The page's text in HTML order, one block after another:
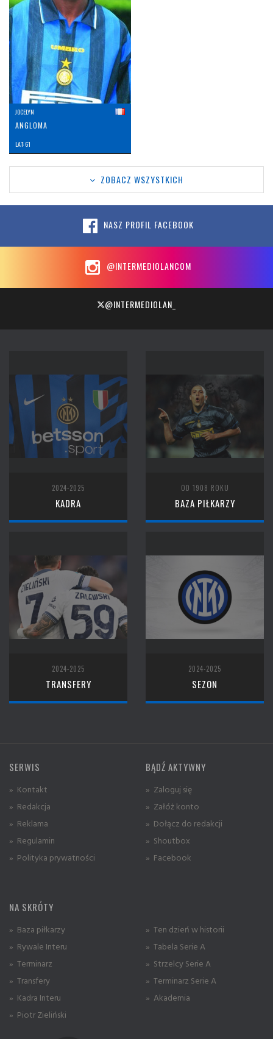
JOCELYN
ANGLOMA
LAT: 61
ZOBACZ WSZYSTKICH
NASZ PROFIL FACEBOOK
@INTERMEDIOLANCOM
@INTERMEDIOLAN_
2024-2025
KADRA
OD 1908 ROKU
BAZA PIŁKARZY
2024-2025
TRANSFERY
2024-2025
SEZON
SERWIS
» Kontakt
» Redakcja
» Reklama
» Regulamin
» Polityka prywatności
BĄDŹ AKTYWNY
» Zaloguj się
» Załóż konto
» Dołącz do redakcji
» Shoutbox
» Facebook
NA SKRÓTY
» Baza piłkarzy
» Rywale Interu
» Terminarz
» Transfery
» Kadra Interu
» Piotr Zieliński
» Ten dzień w historii
» Tabela Serie A
» Strzelcy Serie A
» Terminarz Serie A
» Akademia